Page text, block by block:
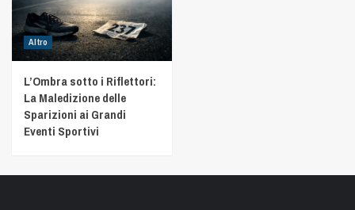
Altro
L’Ombra sotto i Riflettori:
La Maledizione delle
Sparizioni ai Grandi
Eventi Sportivi